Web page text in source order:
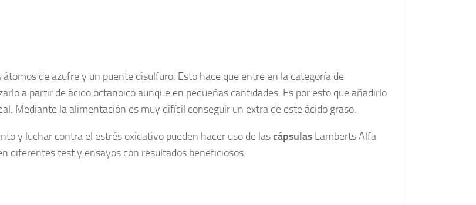
de azufre y un puente disulfuro. Esto hace que entre en la categoría de
a partir de ácido octanoico aunque en pequeñas cantidades. Es por esto que añadirlo
Mediante la alimentación es muy difícil conseguir un extra de este ácido graso.
y luchar contra el estrés oxidativo pueden hacer uso de lascápsulas Lamberts Alfa
diferentes test y ensayos con resultados beneficiosos.